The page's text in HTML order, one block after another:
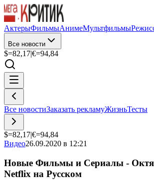
АктерыФильмыАнимеМультфильмы
Все новости
$=82,17|€=94,84
Все новостиЗаказать рекламуЖизньТесты
$=82,17|€=94,84
Видео26.09.2020 в 12:21
Новые Фильмы и Сериалы -
Netflix на Русском